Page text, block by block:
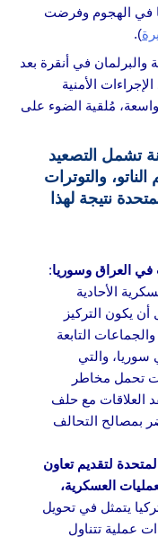
في الهجوم وفرضت
).
والبرلمان في أنقرة بعد
الأمنية
مُلقية الضوء على
تشمل التصعيد
والتوترات
نتيجة لهذا
في العراق وسوريا:
الأحادية
يكون التركيز
التابعة
والتي
تحمل مخاطر
العلاقات مع حلف
بمصالح التحالف
لتقديم تعاون
العسكرية،
يتمثل في تحويل
عملية تتناول